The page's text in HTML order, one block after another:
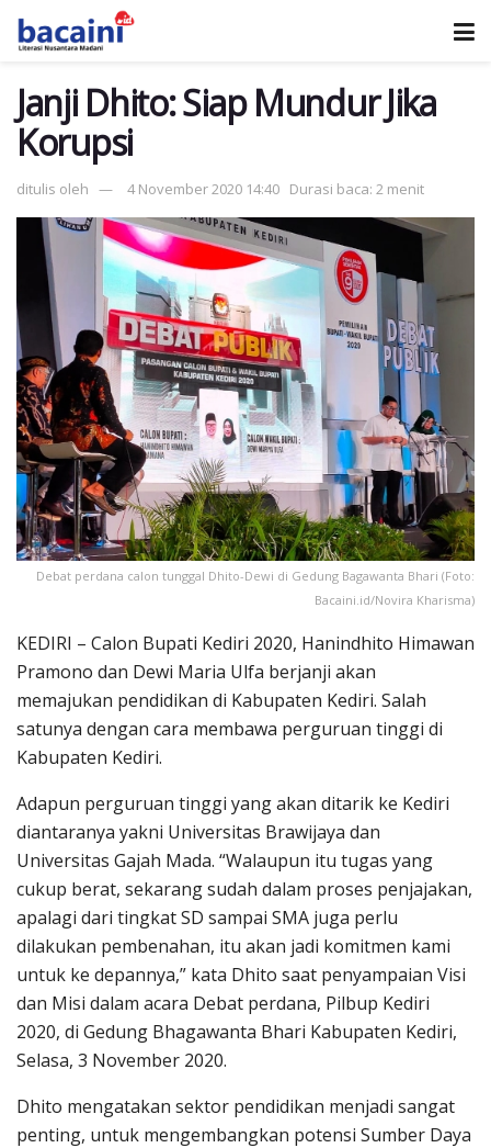
Janji Dhito: Siap Mundur Jika
Korupsi
ditulis oleh 4 November 2020 14:40 Durasi baca: 2 menit
Debat perdana calon tunggal Dhito-Dewi di Gedung Bagawanta Bhari (Foto:
Bacaini.id/Novira Kharisma)
KEDIRI – Calon Bupati Kediri 2020, Hanindhito Himawan
Pramono dan Dewi Maria Ulfa berjanji akan
memajukan pendidikan di Kabupaten Kediri. Salah
satunya dengan cara membawa perguruan tinggi di
Kabupaten Kediri.
Adapun perguruan tinggi yang akan ditarik ke Kediri
diantaranya yakni Universitas Brawijaya dan
Universitas Gajah Mada. “Walaupun itu tugas yang
cukup berat, sekarang sudah dalam proses penjajakan,
apalagi dari tingkat SD sampai SMA juga perlu
dilakukan pembenahan, itu akan jadi komitmen kami
untuk ke depannya,” kata Dhito saat penyampaian Visi
dan Misi dalam acara Debat perdana, Pilbup Kediri
2020, di Gedung Bhagawanta Bhari Kabupaten Kediri,
Selasa, 3 November 2020.
Dhito mengatakan sektor pendidikan menjadi sangat
penting, untuk mengembangkan potensi Sumber Daya